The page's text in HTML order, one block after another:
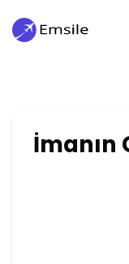
İmanın